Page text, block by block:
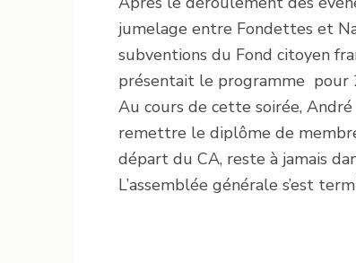
jumelage entre Fondettes et
subventions du Fond citoyen
présentait le programme pour
Au cours de cette soirée,
remettre le diplôme de
départ du CA, reste à jamais
L’assemblée générale s’est